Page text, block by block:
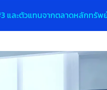
และตัวแทนจากตลาดหลักทรัพ